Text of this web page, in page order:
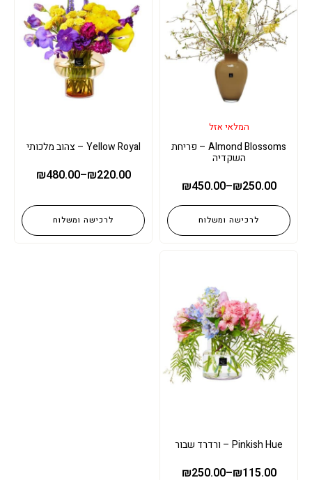
המלאי אזל
Almond Blossoms – פריחת
השקדיה
₪250.00
–
₪450.00
לרכישה ומשלוח
Yellow Royal – צהוב מלכותי
₪220.00
–
₪480.00
לרכישה ומשלוח
Pinkish Hue – ורדרד שבור
₪115.00
–
₪250.00